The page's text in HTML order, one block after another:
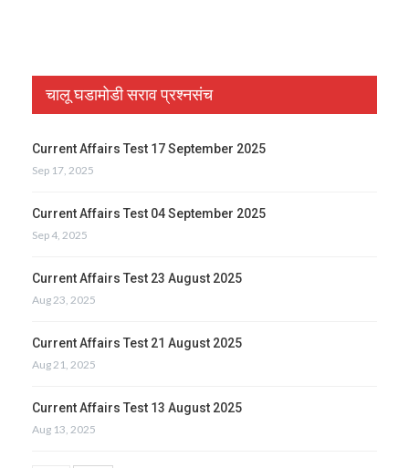
चालू घडामोडी सराव प्रश्नसंच
Current Affairs Test 17 September 2025
Sep 17, 2025
Current Affairs Test 04 September 2025
Sep 4, 2025
Current Affairs Test 23 August 2025
Aug 23, 2025
Current Affairs Test 21 August 2025
Aug 21, 2025
Current Affairs Test 13 August 2025
Aug 13, 2025